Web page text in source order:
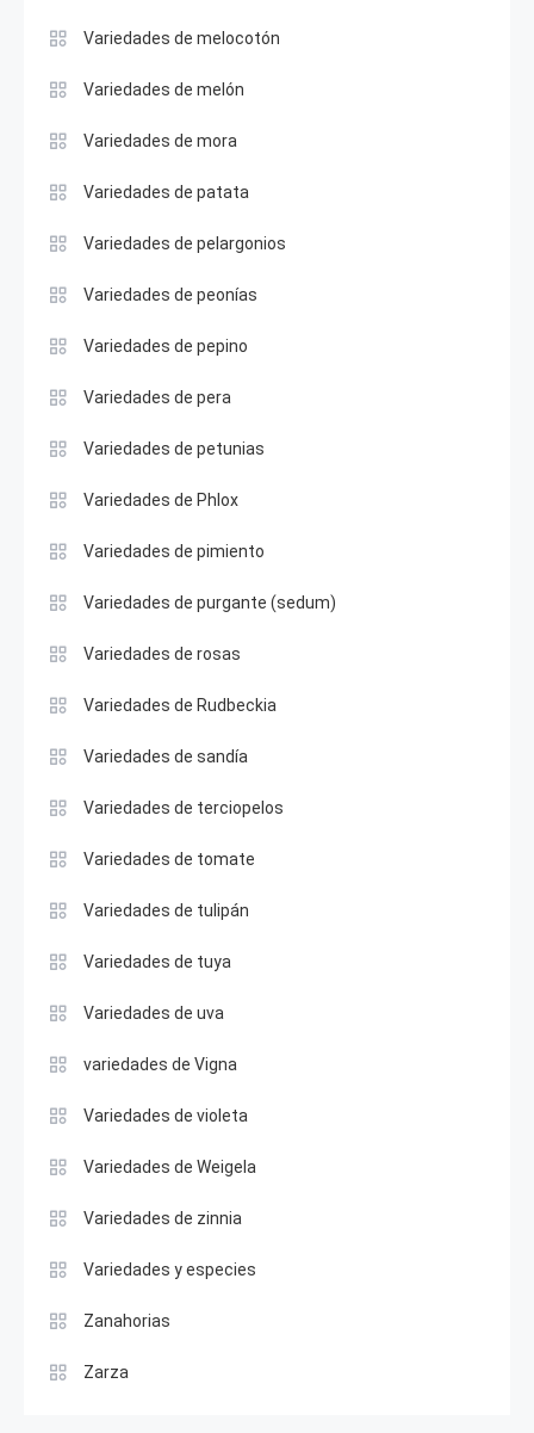
Variedades de melocotón
Variedades de melón
Variedades de mora
Variedades de patata
Variedades de pelargonios
Variedades de peonías
Variedades de pepino
Variedades de pera
Variedades de petunias
Variedades de Phlox
Variedades de pimiento
Variedades de purgante (sedum)
Variedades de rosas
Variedades de Rudbeckia
Variedades de sandía
Variedades de terciopelos
Variedades de tomate
Variedades de tulipán
Variedades de tuya
Variedades de uva
variedades de Vigna
Variedades de violeta
Variedades de Weigela
Variedades de zinnia
Variedades y especies
Zanahorias
Zarza